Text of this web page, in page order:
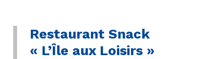
Restaurant Snack
« L’Île aux Loisirs »